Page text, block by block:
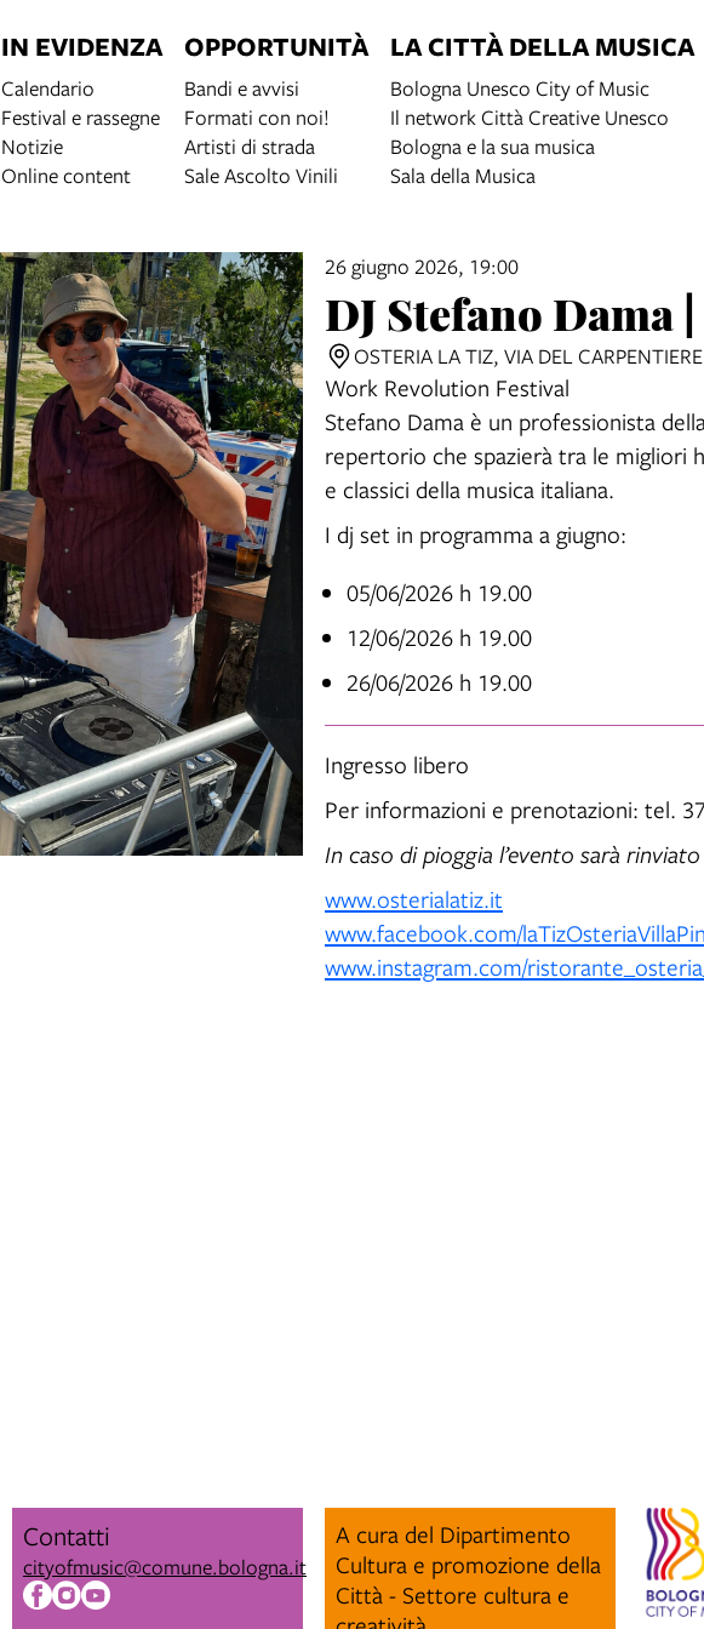
IN EVIDENZA
Calendario
Festival e rassegne
Notizie
Online content
OPPORTUNITÀ
Bandi e avvisi
Formati con noi!
Artisti di strada
Sale Ascolto Vinili
LA CITTÀ DELLA MUSICA
Bologna Unesco City of Music
Il network Città Creative Unesco
Bologna e la sua musica
Sala della Musica
26 giugno 2026, 19:00
DJ Stefano Dama
OSTERIA LA TIZ, VIA DEL
Work Revolution Festival
Stefano Dama è un professionista
repertorio che spazierà tra le migliori
e classici della musica italiana.
I dj set in programma a giugno:
05/06/2026 h 19.00
12/06/2026 h 19.00
26/06/2026 h 19.00
Ingresso libero
Per informazioni e prenotazioni: tel.
In caso di pioggia l’evento sarà rinviato
www.osterialatiz.it
www.facebook.com/
www.instagram.com/
Contatti
cityofmusic@comune.bologna.it
A cura del Dipartimento
Cultura e promozione della
Città - Settore cultura e